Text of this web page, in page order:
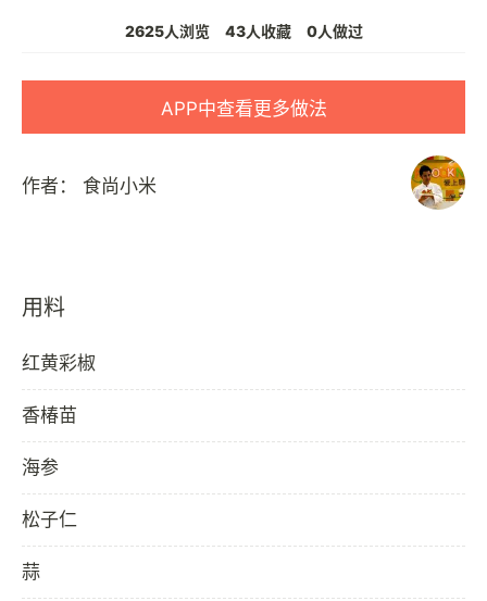
2625人浏览 43人收藏 0人做过
APP中查看更多做法
作者： 食尚小米
用料
红黄彩椒
香椿苗
海参
松子仁
蒜